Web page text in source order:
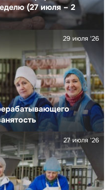
(27 июля – 2
29 июля '26
27 июля '26